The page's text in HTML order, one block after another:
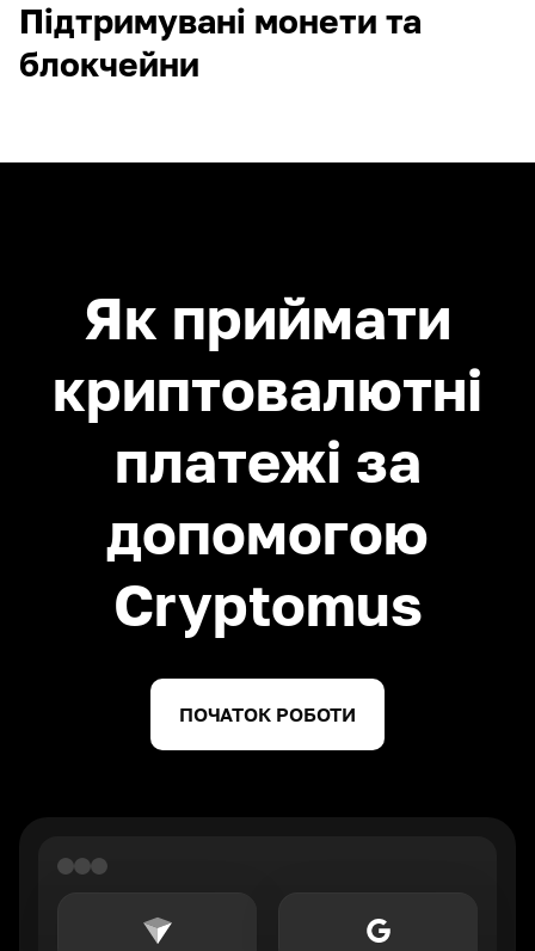
Підтримувані монети та
блокчейни
Як приймати
криптовалютні
платежі за
допомогою
Cryptomus
ПОЧАТОК РОБОТИ